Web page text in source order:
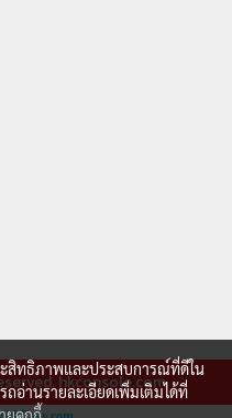
hkconsole.com
ะสิทธิภาพและประสบการณ์ที่ดีใน
ถอ่านรายละเอียดเพิ่มเติมได้ที่